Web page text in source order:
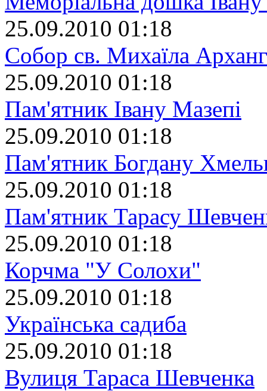
25.09.2010 01:18
Собор св. Михаїла
25.09.2010 01:18
Пам'ятник Івану Мазепі
25.09.2010 01:18
Пам'ятник Богдану
25.09.2010 01:18
Пам'ятник Тарасу
25.09.2010 01:18
Корчма "У Солохи"
25.09.2010 01:18
Українська садиба
25.09.2010 01:18
Вулиця Тараса Шевченка